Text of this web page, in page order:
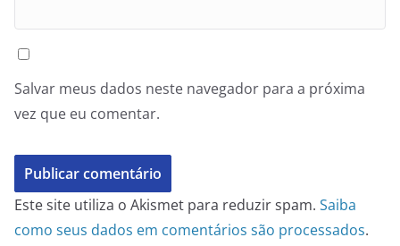
Salvar meus dados neste navegador para a próxima
vez que eu comentar.
Este site utiliza o Akismet para reduzir spam. Saiba
como seus dados em comentários são processados.